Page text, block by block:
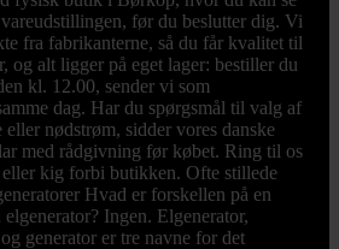
før du beslutter dig. Vi
fra fabrikanterne, så du får kvalitet til
og alt ligger på eget lager: bestiller du
kl. 12.00, sender vi som
dag. Har du spørgsmål til valg af
eller nødstrøm, sidder vores danske
med rådgivning før købet. Ring til os
kig forbi butikken. Ofte stillede
Hvad er forskellen på en
elgenerator? Ingen. Elgenerator,
generator er tre navne for det